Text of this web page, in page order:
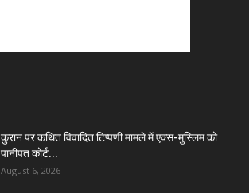
कुरान पर कथित विवादित टिप्पणी मामले में एक्स-मुस्लिम को
पानीपत कोर्ट...
August 6, 2026